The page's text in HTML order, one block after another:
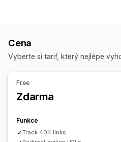
Analýza obsahu
Cena
Vyberte si tarif, který nejlépe
Free
Zdarma
Funkce
Track 404 links